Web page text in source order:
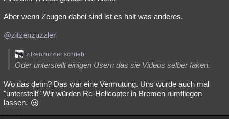
Aber wenn Zeugen dabei sind ist es halt was anderes.
@zitzenzuzzler
zitzenzuzzler schrieb:
Oder unterstellt einigen Usern das sie Videos selber faken.
Wo das denn? Das war eine Vermutung. Uns wurde auch mal
"unterstellt" Wir würden Rc-Helicopter in Bremen rumfliegen
lassen.